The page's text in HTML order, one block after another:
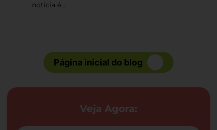
notícia é...
Página inicial do blog
Veja Agora: